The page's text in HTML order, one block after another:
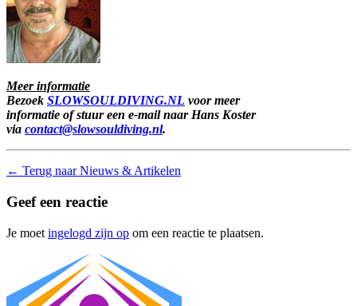
Meer informatie
Bezoek SLOWSOULDIVING.NL voor meer
informatie of stuur een e-mail naar Hans Koster
via contact@slowsouldiving.nl.
← Terug naar Nieuws & Artikelen
Geef een reactie
Je moet ingelogd zijn op om een reactie te plaatsen.